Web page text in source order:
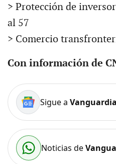
> Protección de
al 57
> Comercio
Con información de
Sigue a Vanguardia
Noticias de